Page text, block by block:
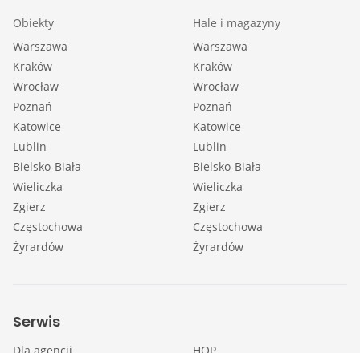
Obiekty
Warszawa
Kraków
Wrocław
Poznań
Katowice
Lublin
Bielsko-Biała
Wieliczka
Zgierz
Częstochowa
Żyrardów
Hale i magazyny
Warszawa
Kraków
Wrocław
Poznań
Katowice
Lublin
Bielsko-Biała
Wieliczka
Zgierz
Częstochowa
Żyrardów
Serwis